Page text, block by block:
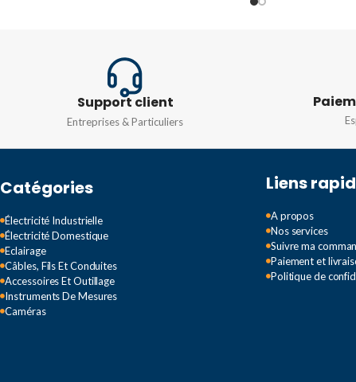
0,1sec. – 100 heures.
Support client
Entreprises & Particuliers
Catégories
Électricité Industrielle
Électricité Domestique
Eclairage
Câbles, Fils Et Conduites
Accessoires Et Outillage
Instruments De Mesures
Caméras
Liens
A propos
Nos services
Suivre ma
Paiement et
Politique de